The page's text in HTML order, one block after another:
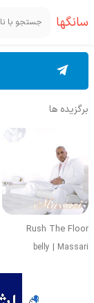
سانگها
برگزیده ها
Rush The Floor
belly | Massari